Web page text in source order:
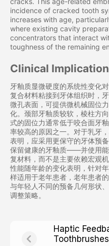
incidence of cracked tooth
increases with age,
where existing cavity
concentrators that interact
toughness of the remaining
Clinical
牙釉质显微硬度的系统性变化
复合材料粘接到牙体组织时，
微孔表面，可提供微机械固位
化。颈部牙釉质较软，棱柱方
式的固位力通常低于咬合面牙
率较高的原因之一。对于乳牙
表明，应采用更保守的牙体预
保留健康的牙釉质——并使用
复材料，而不是主要依赖宏观
性能随年龄的变化表明，针对
样适用于老年患者，老年患者
与年轻人不同的预备几何形状
调整策略。
Haptic